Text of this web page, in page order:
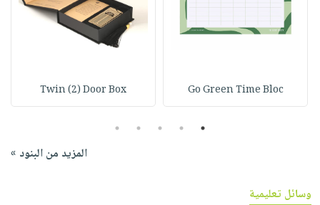
Go Green Time Bloc
Twin (2) Door Box
1
2
3
4
5
المزيد من البنود »
وسائل تعليمية